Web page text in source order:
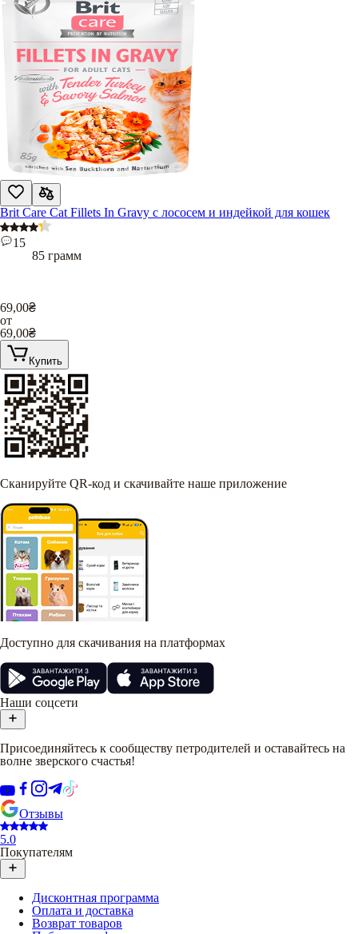
Brit Care Cat Fillets In Gravy с лососем и индейкой для кошек
15
85 грамм
69,00₴
от
69,00₴
Купить
Сканируйте QR-код и скачивайте наше приложение
Доступно для скачивания на платформах
Наши соцсети
Присоединяйтесь к сообществу петродителей и оставайтесь на
волне зверского счастья!
Отзывы
5.0
Покупателям
Дисконтная программа
Оплата и доставка
Возврат товаров